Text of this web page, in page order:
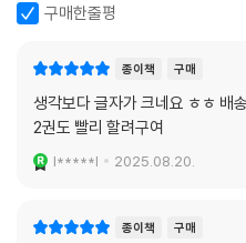
구매한줄평
종이책 구매
생각보다 글자가 크네요 ㅎㅎ 배
2권도 빨리 할려구여
l*****l 2025.08.20.
종이책 구매